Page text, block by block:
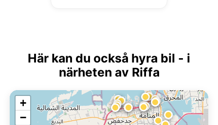
Här kan du också hyra bil - i
närheten av Riffa
+
−